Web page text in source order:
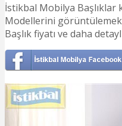
İstikbal Mobilya Başlıklar
Modellerini
Başlık fiyatı ve daha